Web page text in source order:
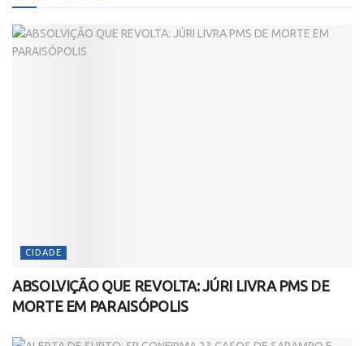
CIDADE
ABSOLVIÇÃO QUE REVOLTA: JÚRI LIVRA PMS DE
MORTE EM PARAISÓPOLIS